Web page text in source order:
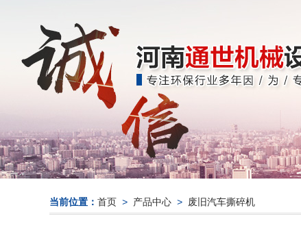
当前位置： 首页 > 产品中心 > 废旧汽车撕碎机